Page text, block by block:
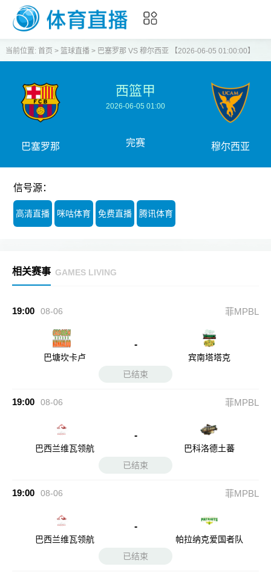
当前位置: 首页 > 篮球直播> 巴塞罗那 VS 穆尔西亚 【2026-06-05 01:00:00】
巴塞罗那
西篮甲
2026-06-05 01:00
完赛 穆尔西亚
信号源：
高清直播 咪咕体育 免费直播 腾讯体育
相关赛事 GAMES LIVING
19:00 08-06 菲MPBL
巴塘坎卡卢
-
宾南塔塔克
已结束
19:00 08-06 菲MPBL
巴西兰维瓦领航
-
巴科洛德土蕃
已结束
19:00 08-06 菲MPBL
巴西兰维瓦领航
-
帕拉纳克爱国者队
已结束